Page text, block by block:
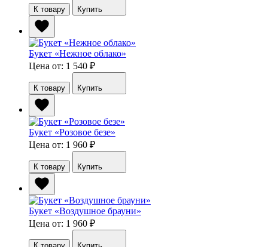
К товару Купить
Букет «Нежное облако»
Цена от: 1 540 ₽
К товару Купить
Букет «Розовое безе»
Цена от: 1 960 ₽
К товару Купить
Букет «Воздушное брауни»
Цена от: 1 960 ₽